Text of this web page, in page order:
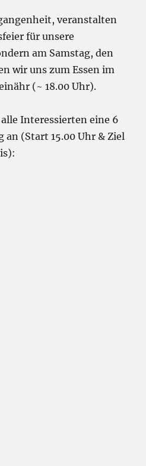
veranstalten
für unsere
am Samstag, den
wir uns zum Essen im
(~ 18.00 Uhr).
Interessierten eine 6
(Start 15.00 Uhr & Ziel